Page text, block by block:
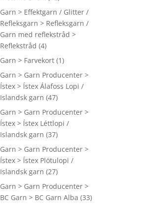
Garn > Effektgarn / Glitter /
Refleksgarn > Refleksgarn /
Garn med reflekstråd >
Reflekstråd (4)
Garn > Farvekort (1)
Garn > Garn Producenter >
Ístex > Ístex Álafoss Lopi /
Islandsk garn (47)
Garn > Garn Producenter >
Ístex > Ístex Léttlopi /
Islandsk garn (37)
Garn > Garn Producenter >
Ístex > Ístex Plötulopi /
Islandsk garn (27)
Garn > Garn Producenter >
BC Garn > BC Garn Alba (33)